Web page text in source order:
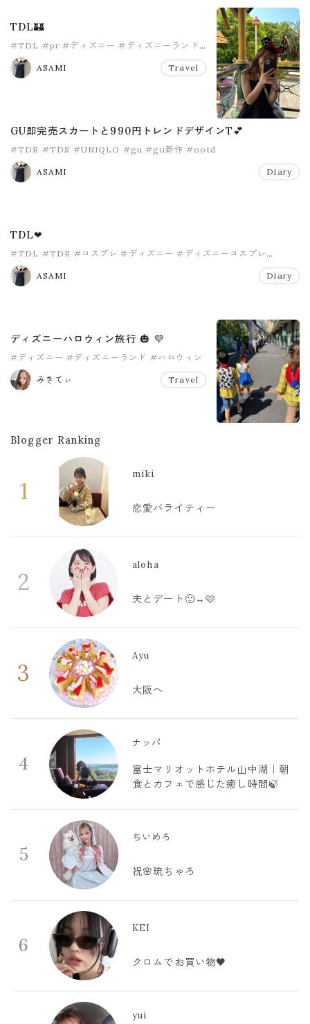
TDL🏰
#TDL #pr #ディズニー #ディズニーランド
#旅行
ASAMI
Travel
GU即完売スカートと990円トレンドデザインT💕
#TDR #TDS #UNIQLO #gu #gu新作 #ootd
ASAMI Diary
TDL❤
#TDL #TDR #コスプレ #ディズニー #ディズニーコスプレ
#ディズニーランド
ASAMI
Diary
ディズニーハロウィン旅行 🎃 💜
#ディズニー #ディズニーランド #ハロウィン
#旅行
みきてぃ
Travel
Blogger Ranking
1
miki
恋愛バライティー
2
aloha
夫とデート🙂‍↔️🩷
3
Ayu
大阪へ
4
ナッパ
富士マリオットホテル山中湖｜朝
食とカフェで感じた癒し時間🍃
5
ちいめろ
祝🌸琉ちゃろ
6
KEI
クロムでお買い物🖤
yui